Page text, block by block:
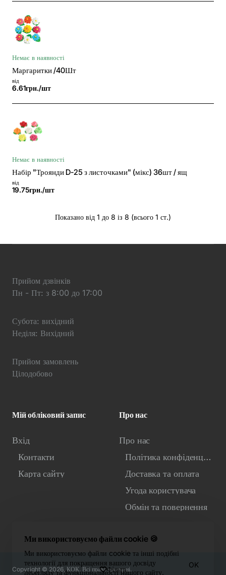
Ми використовуємо файли cookie 🍪
Ми використовуємо файли cookie та інші подібні
технології для покращення вашого досвіду
перегляду та функціональності нашого сайту.
OK
Немає в наявності
Маргаритки /40Шт
від
6.61грн./шт
Немає в наявності
Набір "Троянди D-25 з листочками" (мікс) 36шт / ящ
від
19.75грн./шт
Показано від 1 до 8 із 8 (всього 1 ст.)
Прийом дзвінків
Пн - Пт: з 8:00 до 17:00
Субота: вихідний
Неділя: Вихідний
Прийом замовлень
Цілодобово
Мій обліковий запис
Вхід
Контакти
Карта сайту
Про нас
Про нас
Політика конфіденційності
Доставка та оплата
Угода користувача
Обмін та повернення
Copyright © 2026, КОК. Всі права захищені.
Фiльтр